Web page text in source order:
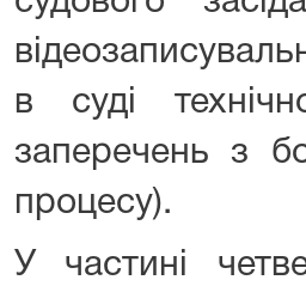
в суді
заперечень з
процесу).
У частині